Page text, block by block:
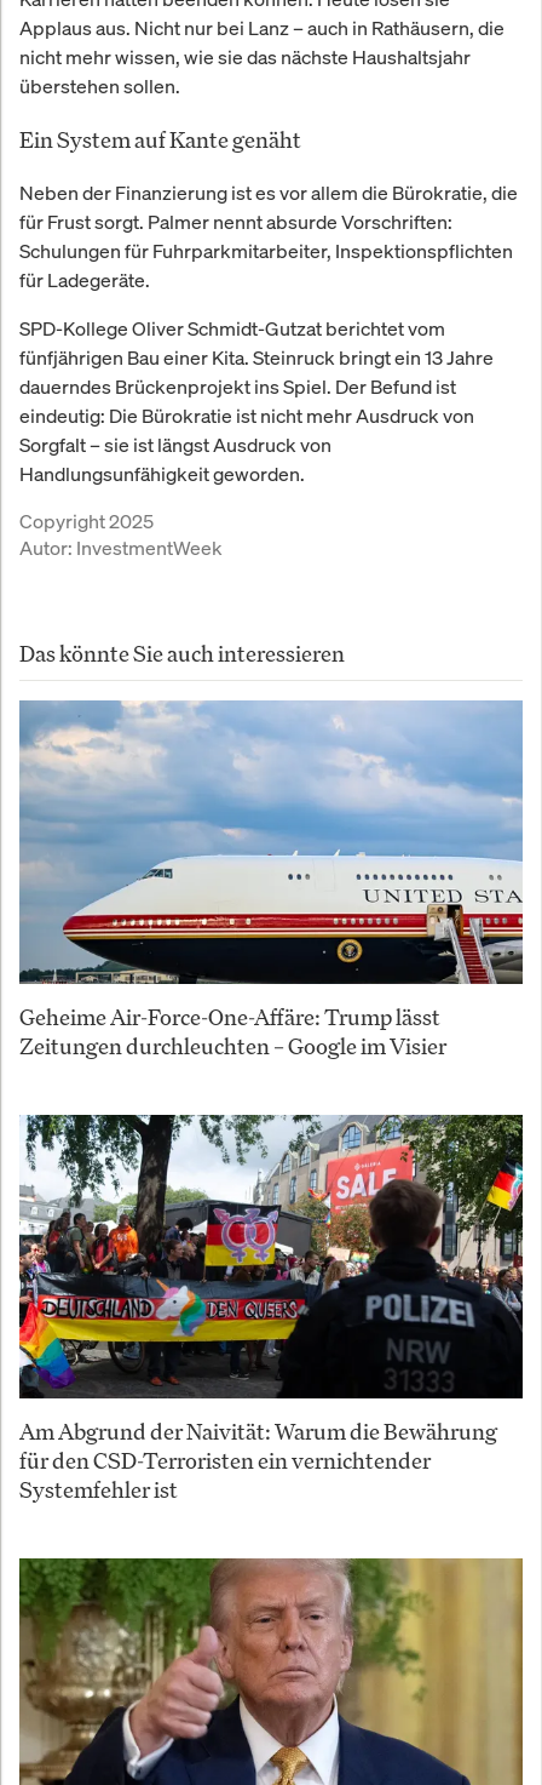
Applaus aus. Nicht nur bei Lanz – auch in Rathäusern, die
nicht mehr wissen, wie sie das nächste Haushaltsjahr
überstehen sollen.
Ein System auf Kante genäht
Neben der Finanzierung ist es vor allem die Bürokratie, die
für Frust sorgt. Palmer nennt absurde Vorschriften:
Schulungen für Fuhrparkmitarbeiter, Inspektionspflichten
für Ladegeräte.
SPD-Kollege Oliver Schmidt-Gutzat berichtet vom
fünfjährigen Bau einer Kita. Steinruck bringt ein 13 Jahre
dauerndes Brückenprojekt ins Spiel. Der Befund ist
eindeutig: Die Bürokratie ist nicht mehr Ausdruck von
Sorgfalt – sie ist längst Ausdruck von
Handlungsunfähigkeit geworden.
Copyright 2025
Autor: InvestmentWeek
Das könnte Sie auch interessieren
Geheime Air-Force-One-Affäre: Trump lässt
Zeitungen durchleuchten – Google im Visier
Am Abgrund der Naivität: Warum die Bewährung
für den CSD-Terroristen ein vernichtender
Systemfehler ist